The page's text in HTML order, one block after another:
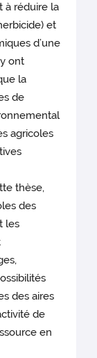
à réduire la
et
d’une
ont
la
de
agricoles
thèse,
des
les
des aires
de
en